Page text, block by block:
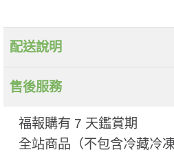
配送說明
售後服務
福報購有 7 天鑑賞期
全站商品（不包含冷藏冷